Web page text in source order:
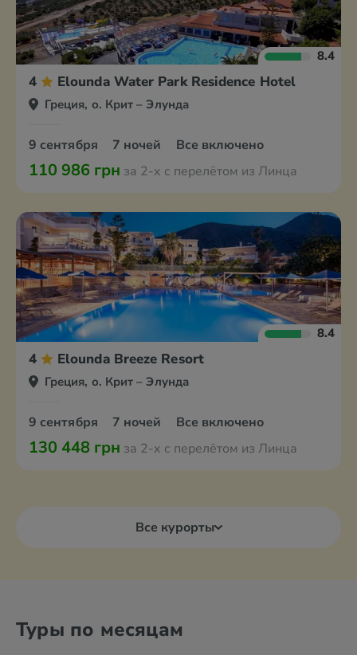
8.4
4 Elounda Water Park Residence Hotel
Греция, о. Крит – Элунда
9 сентября 7 ночей Все включено
110 986 грн за 2-х с перелётом из Линца
8.4
4 Elounda Breeze Resort
Греция, о. Крит – Элунда
9 сентября 7 ночей Все включено
130 448 грн за 2-х с перелётом из Линца
Все курорты
Туры по месяцам